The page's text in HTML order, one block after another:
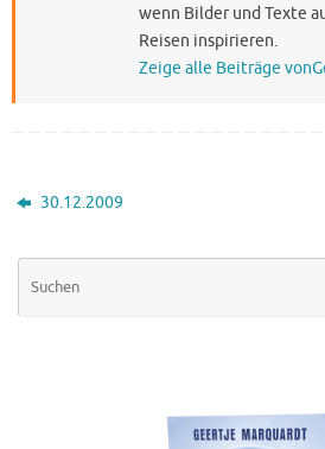
wenn Bilder und Texte
Reisen inspirieren.
Zeige alle Beiträge
30.12.2009